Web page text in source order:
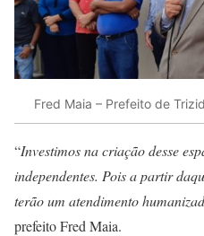
Fred Maia – Prefeito de
“Investimos na criação desse
independentes. Pois a partir
terão um atendimento
prefeito Fred Maia.